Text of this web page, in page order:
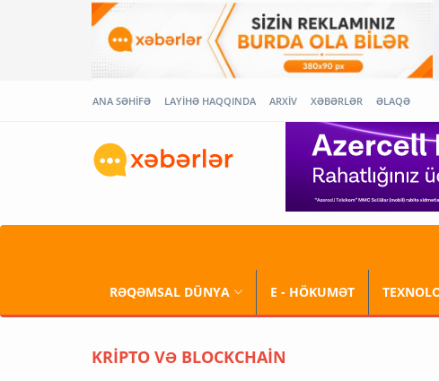
ANA SƏHİFƏ LAYİHƏ HAQQINDA ARXİV XƏBƏRLƏR ƏLAQƏ
RƏQƏMSAL DÜNYA E - HÖKUMƏT
KRİPTO VƏ BLOCKCHAİN